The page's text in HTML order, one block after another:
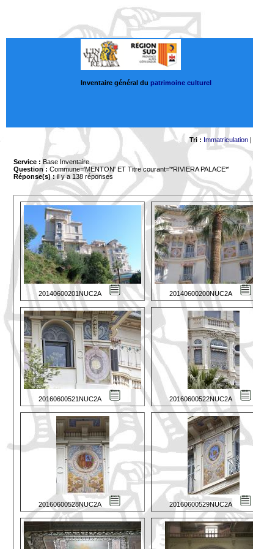
Inventaire général du patrimoine culturel
Tri : Immatriculation|
Service : Base Inventaire
Question : Commune='MENTON' ET Titre courant='*RIVIERA PALACE*'
Réponse(s) :il y a 138 réponses
20140600201NUC2A 20140600200NUC2A
20160600521NUC2A 20160600522NUC2A
20160600528NUC2A 20160600529NUC2A